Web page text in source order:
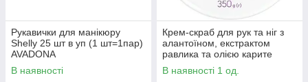
Рукавички для манікюру
Shelly 25 шт в уп (1 шт=1пар)
AVADONA
В наявності
Крем-скраб для рук та ніг з
алантоїном, екстрактом
равлика та олією карите
Shelly 350 г AVADONA
В наявності 1 од.